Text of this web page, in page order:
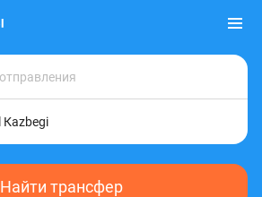
Найти трансфер